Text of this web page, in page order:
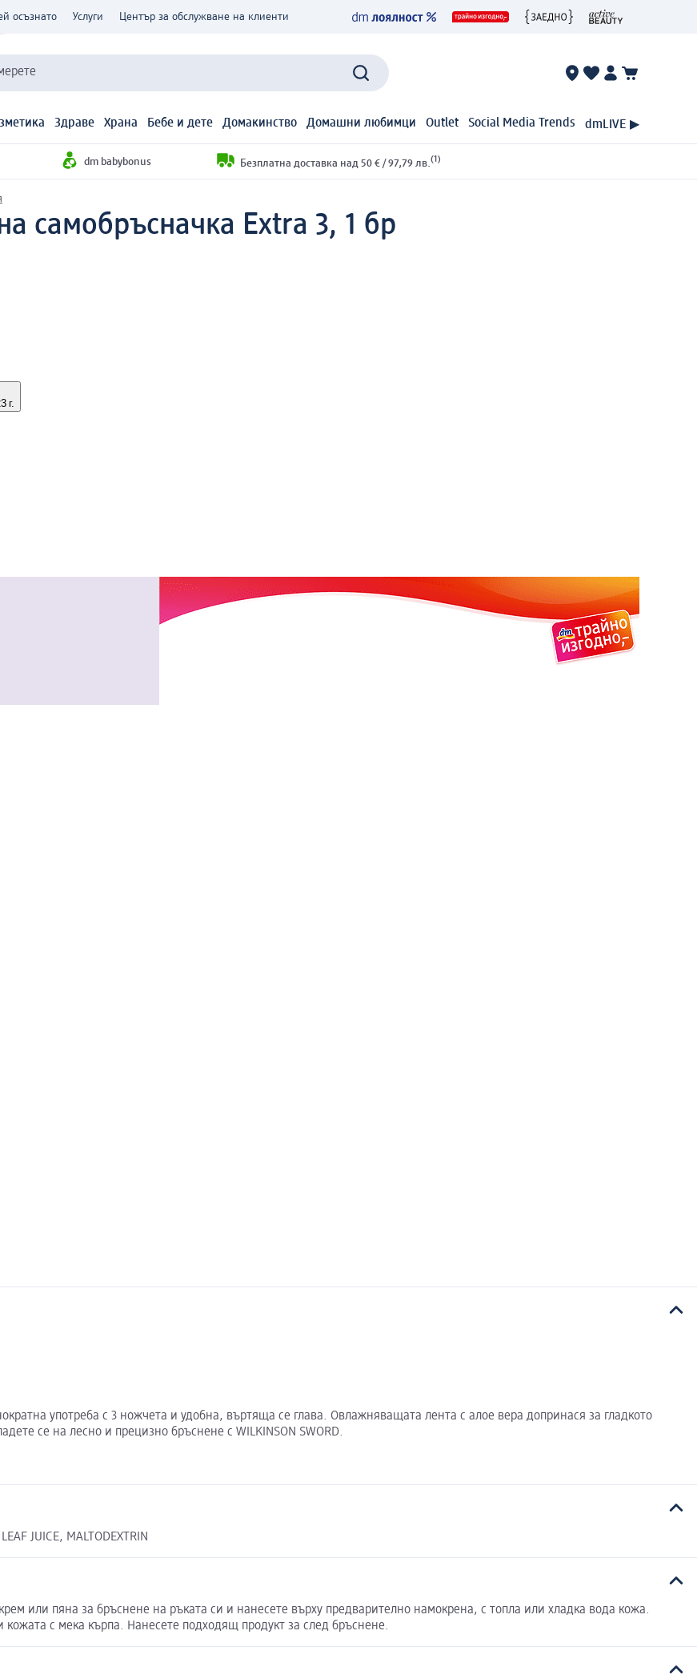
осъзнато Услуги Център за обслужване на клиенти
Здраве Храна Бебе и дете Домакинство Домашни любимци Outlet Social Media Trends dmLIVE ▶
dm babybonus Безплатна доставка над 50 € / 97,79 лв. (1)
самобръсначка Extra 3, 1 бр
г.
употреба с 3 ножчета и удобна, въртяща се глава. Овлажняващата лента с алое вера допринася за гладкото
се на лесно и прецизно бръснене с WILKINSON SWORD.
LEAF JUICE, MALTODEXTRIN
или пяна за бръснене на ръката си и нанесете върху предварително намокрена, с топла или хладка вода кожа.
с мека кърпа. Нанесете подходящ продукт за след бръснене.